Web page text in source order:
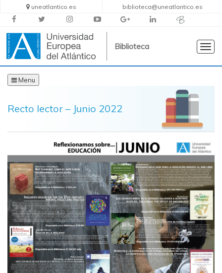
uneatlantico.es biblioteca@uneatlantico.es
Biblioteca
Menu
Recto lector – Junio 2022